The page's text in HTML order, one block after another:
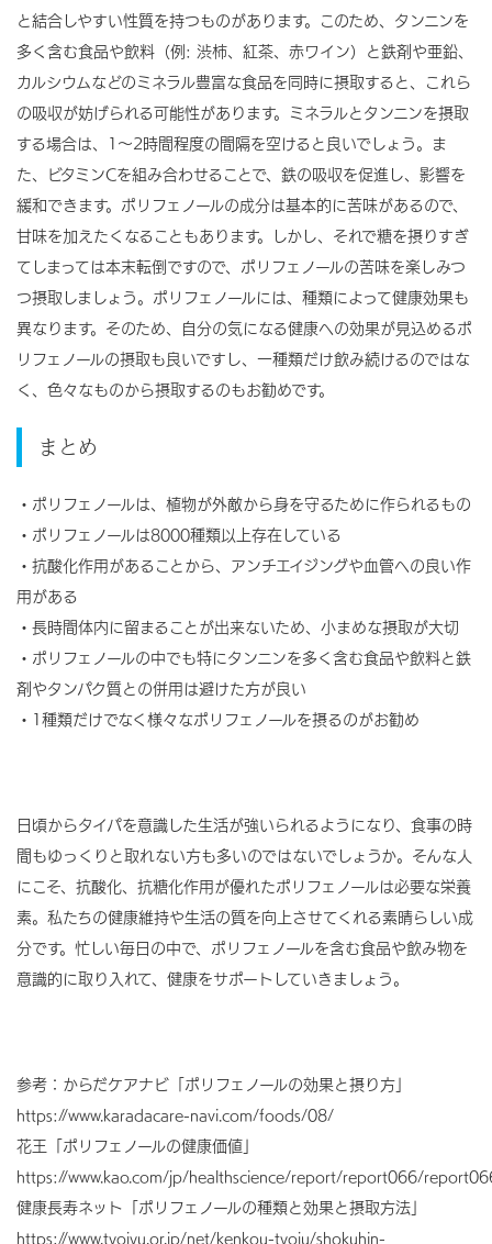
と結合しやすい性質を持つものがあります。このため、タンニンを
多く含む食品や飲料（例: 渋柿、紅茶、赤ワイン）と鉄剤や亜鉛、
カルシウムなどのミネラル豊富な食品を同時に摂取すると、これら
の吸収が妨げられる可能性があります。ミネラルとタンニンを摂取
する場合は、1～2時間程度の間隔を空けると良いでしょう。ま
た、ビタミンCを組み合わせることで、鉄の吸収を促進し、影響を
緩和できます。ポリフェノールの成分は基本的に苦味があるので、
甘味を加えたくなることもあります。しかし、それで糖を摂りすぎ
てしまっては本末転倒ですので、ポリフェノールの苦味を楽しみつ
つ摂取しましょう。ポリフェノールには、種類によって健康効果も
異なります。そのため、自分の気になる健康への効果が見込めるポ
リフェノールの摂取も良いですし、一種類だけ飲み続けるのではな
く、色々なものから摂取するのもお勧めです。
まとめ
・ポリフェノールは、植物が外敵から身を守るために作られるもの
・ポリフェノールは8000種類以上存在している
・抗酸化作用があることから、アンチエイジングや血管への良い作
用がある
・長時間体内に留まることが出来ないため、小まめな摂取が大切
・ポリフェノールの中でも特にタンニンを多く含む食品や飲料と鉄
剤やタンパク質との併用は避けた方が良い
・1種類だけでなく様々なポリフェノールを摂るのがお勧め
日頃からタイパを意識した生活が強いられるようになり、食事の時
間もゆっくりと取れない方も多いのではないでしょうか。そんな人
にこそ、抗酸化、抗糖化作用が優れたポリフェノールは必要な栄養
素。私たちの健康維持や生活の質を向上させてくれる素晴らしい成
分です。忙しい毎日の中で、ポリフェノールを含む食品や飲み物を
意識的に取り入れて、健康をサポートしていきましょう。
参考：からだケアナビ「ポリフェノールの効果と摂り方」
https://www.karadacare-navi.com/foods/08/
花王「ポリフェノールの健康価値」
https://www.kao.com/jp/healthscience/report/report066/
健康長寿ネット「ポリフェノールの種類と効果と摂取方法」
https://www.tyojyu.or.jp/net/kenkou-tyoju/shokuhin-